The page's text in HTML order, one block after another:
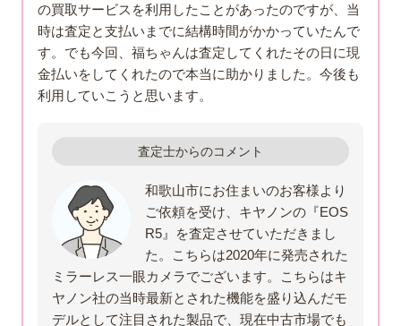
の買取サービスを利用したことがあったのですが、当
時は査定と支払いまでに結構時間がかかっていたんで
す。でも今回、福ちゃんは査定してくれたその日に現
金払いをしてくれたので本当に助かりました。今後も
利用していこうと思います。
査定士からのコメント
和歌山市にお住まいのお客様より
ご依頼を受け、キヤノンの『EOS
R5』を査定させていただきまし
た。こちらは2020年に発売された
ミラーレス一眼カメラでございます。こちらはキ
ヤノン社の当時最新とされた機能を盛り込んだモ
デルとして注目された製品で、現在中古市場でも